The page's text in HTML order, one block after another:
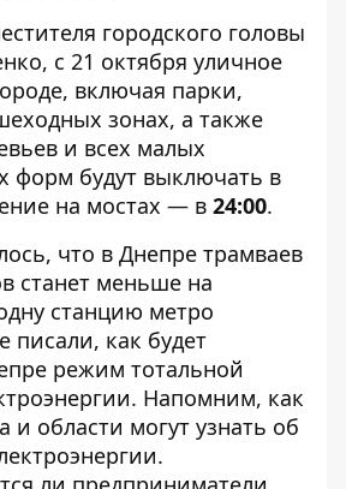
городского головы
с 21 октября уличное
включая парки,
зонах, а также
и всех малых
форм будут выключать в
на мостах — в 24:00.
что в Днепре трамваев
станет меньше на
станцию ​​метро
писали, как будет
режим тотальной
. Напомним, как
и области могут узнать об
.